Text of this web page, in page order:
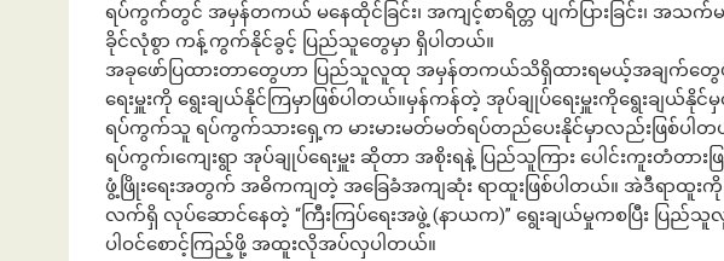
ရပ်ကွက်တွင် အမှန်တကယ် မနေထိုင်ခြင်း၊ အကျင့်စာရိတ္တ ပျက်ပြားခြင်း၊ အသက်မ
ခိုင်လုံစွာ ကန့်ကွက်နိုင်ခွင့် ပြည်သူတွေမှာ ရှိပါတယ်။
အခုဖော်ပြထားတာတွေဟာ ပြည်သူလူထု အမှန်တကယ်သိရှိထားရမယ့်အချက်‌တွေ
ရေးမှူးကို ရွေးချယ်နိုင်ကြမှာဖြစ်ပါတယ်။မှန်ကန်တဲ့ အုပ်ချုပ်ရေးမှူးကိုရွေးချယ်
ရပ်ကွက်သူ ရပ်ကွက်သားရှေ့က မားမားမတ်မတ်ရပ်တည်ပေးနိုင်မှာလည်းဖြစ်ပါတ
ရပ်ကွက်၊ကျေးရွာ အုပ်ချုပ်ရေးမှူး ဆိုတာ အစိုးရနဲ့ ပြည်သူကြား ပေါင်းကူးတံတား
ဖွံ့ဖြိုးရေးအတွက် အဓိကကျတဲ့ အခြေခံအကျဆုံး ရာထူးဖြစ်ပါတယ်။ အဲဒီရာထူးကို
လက်ရှိ လုပ်ဆောင်နေတဲ့ “ကြီးကြပ်ရေးအဖွဲ့ (နာယက)” ရွေးချယ်မှုကစပြီး ပ
ပါဝင်စောင့်ကြည့်ဖို့ အထူးလိုအပ်လှပါတယ်။